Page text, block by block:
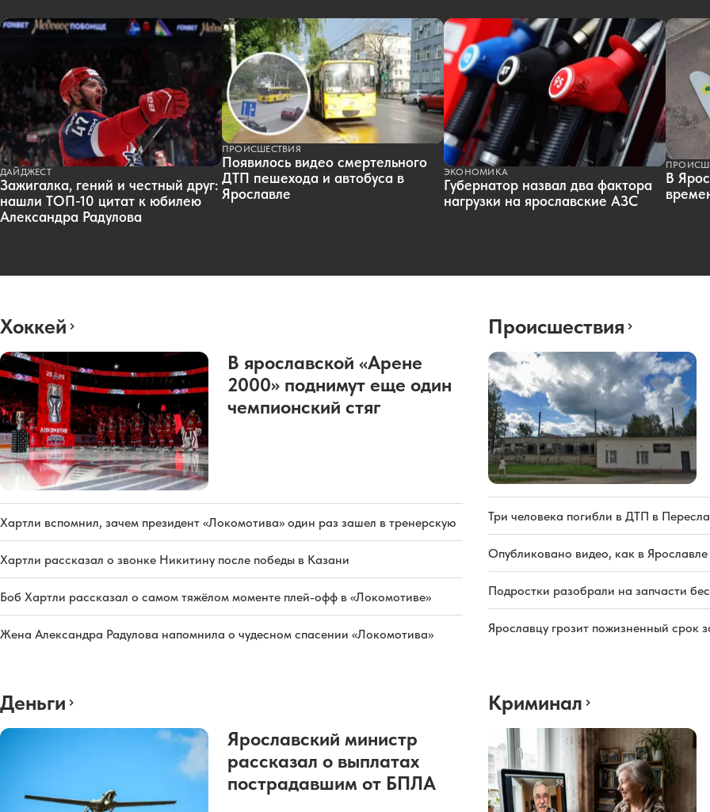
ДАЙДЖЕСТ
Зажигалка, гений и честный друг:
нашли ТОП-10 цитат к юбилею
Александра Радулова
ПРОИСШЕСТВИЯ
Появилось видео смертельного
ДТП пешехода и автобуса в
Ярославле
ЭКОНОМИКА
Губернатор назвал два фактора
нагрузки на ярославские АЗС
В
Хоккей
В ярославской «Арене
2000» поднимут еще один
чемпионский стяг
Хартли вспомнил, зачем президент «Локомотива» один раз зашел в тренерскую
Хартли рассказал о звонке Никитину после победы в Казани
Боб Хартли рассказал о самом тяжёлом моменте плей-офф в «Локомотиве»
Жена Александра Радулова напомнила о чудесном спасении «Локомотива»
Происшествия
Три человека погибли в ДТП в
Опубликовано видео, как в
Подростки разобрали на запчасти
Ярославцу грозит пожизненный срок
Деньги
Ярославский министр
рассказал о выплатах
пострадавшим от БПЛА
Криминал